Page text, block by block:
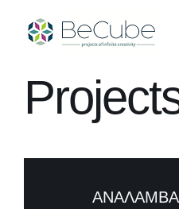
content